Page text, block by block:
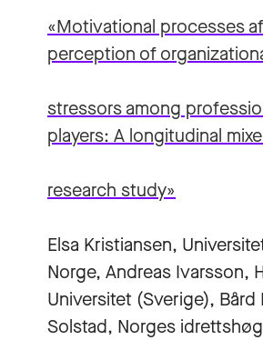
«Motivational processes
perception of
stressors among
players: A longitudinal
research study»
Elsa Kristiansen,
Norge, Andreas Ivarsson,
Universitet (Sverige), Bård
Solstad, Norges